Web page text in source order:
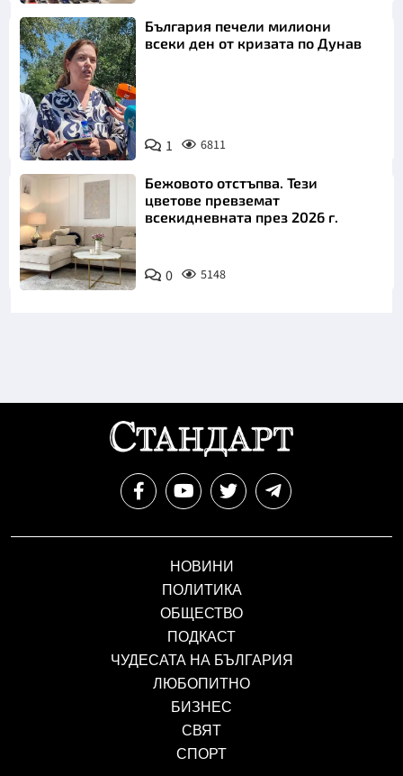
Снимка: БТА
България печели милиони
всеки ден от кризата по Дунав
1 6811
Бежовото отстъпва. Тези
цветове превземат
всекидневната през 2026 г.
0 5148
НОВИНИ
ПОЛИТИКА
ОБЩЕСТВО
ПОДКАСТ
ЧУДЕСАТА НА БЪЛГАРИЯ
ЛЮБОПИТНО
БИЗНЕС
СВЯТ
СПОРТ